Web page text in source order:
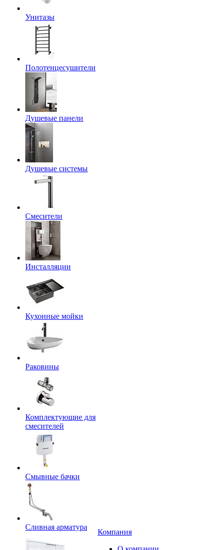
Унитазы
Полотенцесушители
Душевые панели
Душевые системы
Смесители
Инсталляции
Кухонные мойки
Раковины
Комплектующие для
смесителей
Смывные бачки
Сливная арматура
Компания